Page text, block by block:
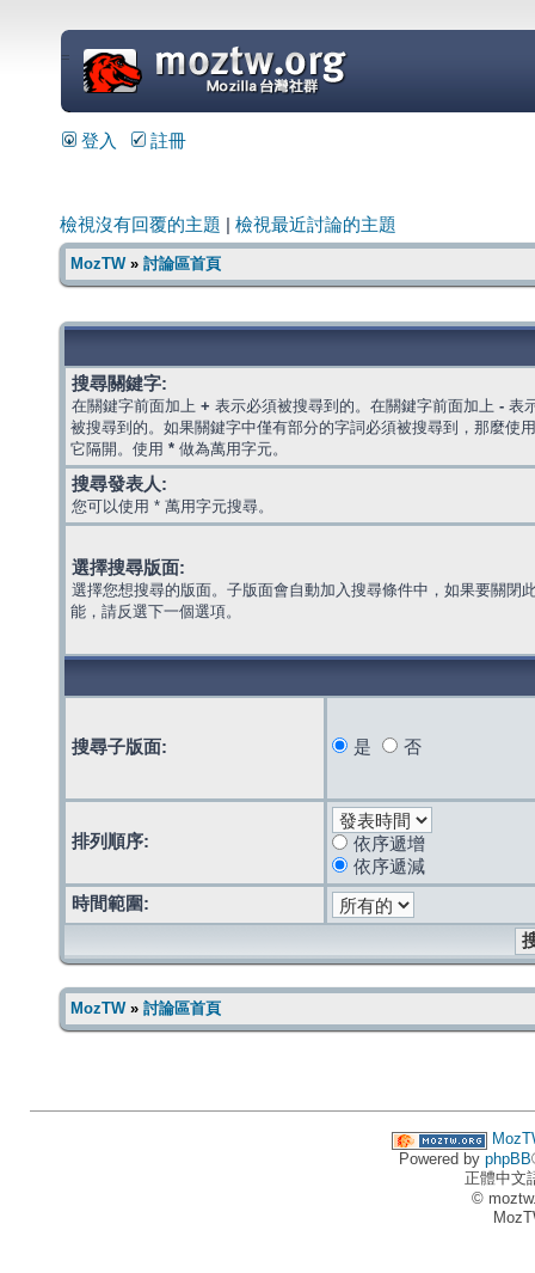
=
登入 註冊
檢視沒有回覆的主題 檢視最近討論的主題
MozTW» 討論區首頁
搜尋關鍵字:
在關鍵字前面加上 + 表示必須被搜尋到的。在關鍵字前面加上 - 表
被搜尋到的。如果關鍵字中僅有部分的字詞必須被搜尋到，那麼使
它隔開。使用 * 做為萬用字元。
搜尋發表人:
您可以使用 * 萬用字元搜尋。
選擇搜尋版面:
選擇您想搜尋的版面。子版面會自動加入搜尋條件中，如果要關閉
能，請反選下一個選項。
搜尋子版面: 是 否
排列順序:
依序遞增
依序遞減
時間範圍:
MozTW» 討論區首頁
Powered by phpBB
正體中文
©